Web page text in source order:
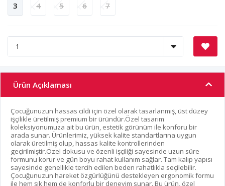
3 4 5 6 7
Ürün Açıklaması
Çocuğunuzun hassas cildi için özel olarak tasarlanmış, üst düzey
işçilikle üretilmiş premium bir üründür.Özel tasarım
koleksiyonumuza ait bu ürün, estetik görünüm ile konforu bir
arada sunar. Ürünlerimiz, yüksek kalite standartlarına uygun
olarak üretilmiş olup, hassas kalite kontrollerinden
geçirilmiştir.Özel dokusu ve özenli işçiliği sayesinde uzun süre
formunu korur ve gün boyu rahat kullanım sağlar. Tam kalıp yapısı
sayesinde genellikle tercih edilen beden rahatlıkla seçilebilir.
Çocuğunuzun hareket özgürlüğünü destekleyen ergonomik formu
ile hem şık hem de konforlu bir deneyim sunar. Bu ürün, özel